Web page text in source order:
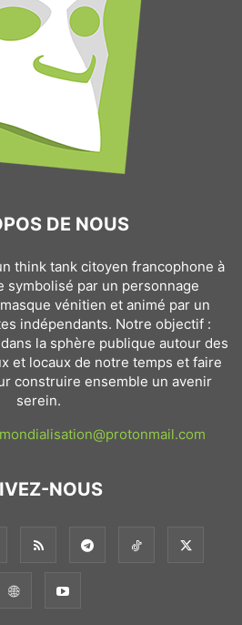
DE NOUS
think tank citoyen francophone à
symbolisé par un personnage
vénitien et animé par un
indépendants. Notre objectif :
la sphère publique autour des
et locaux de notre temps et faire
construire ensemble un avenir
serein.
NOUS